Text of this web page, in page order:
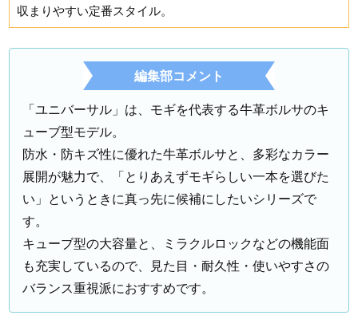
収まりやすい定番スタイル。
編集部コメント
「ユニバーサル」は、モギを代表する牛革ボルサのキ
ューブ型モデル。
防水・防キズ性に優れた牛革ボルサと、多彩なカラー
展開が魅力で、「とりあえずモギらしい一本を選びた
い」というときに真っ先に候補にしたいシリーズで
す。
キューブ型の大容量と、ミラクルロックなどの機能面
も充実しているので、見た目・耐久性・使いやすさの
バランス重視派におすすめです。